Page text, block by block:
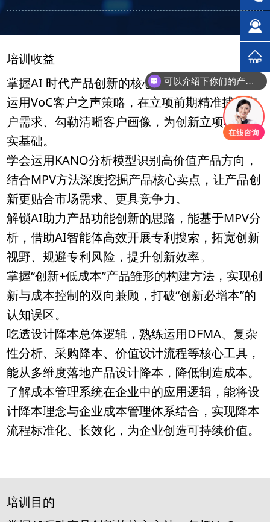
培训收益
掌握AI 时代产品创新的核心规律与方法，能熟练
运用VoC客户之声策略，在立项前期精准捕捉客
户需求、勾勒清晰客户画像，为创新立项奠定坚
实基础。
学会运用KANO分析模型识别高价值产品方向，
结合MPV方法深度挖掘产品核心卖点，让产品创
新更贴合市场需求、更具竞争力。
解锁AI助力产品功能创新的思路，能基于MPV分
析，借助AI智能体高效开展专利搜索，拓宽创新
视野、规避专利风险，提升创新效率。
掌握“创新+低成本”产品雏形的构建方法，实现创
新与成本控制的双向兼顾，打破“创新必增本”的
认知误区。
吃透设计降本总体逻辑，熟练运用DFMA、复杂
性分析、采购降本、价值设计流程等核心工具，
能从多维度落地产品设计降本，降低制造成本。
了解成本管理系统在企业中的应用逻辑，能将设
计降本理念与企业成本管理体系结合，实现降本
流程标准化、长效化，为企业创造可持续价值。
培训目的
可以介绍下你们的产品么？